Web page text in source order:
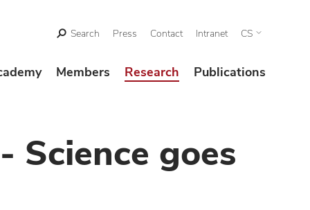
Search Press Contact Intranet CS
Members Research Publications
goes